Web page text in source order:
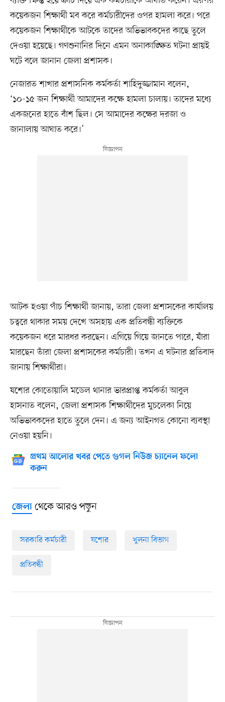
কয়েকজন শিক্ষার্থী মব করে কর্মচারীদের ওপর হামলা করে। পরে
কয়েকজন শিক্ষার্থীকে আটকে তাদের অভিভাবকদের কাছে তুলে
দেওয়া হয়েছে। গণশুনানির দিনে এমন অনাকাঙ্ক্ষিত ঘটনা প্রায়ই
ঘটে বলে জানান জেলা প্রশাসক।
নেজারত শাখার প্রশাসনিক কর্মকর্তা শাহিদুজ্জামান বলেন,
‘১০-১৫ জন শিক্ষার্থী আমাদের কক্ষে হামলা চালায়। তাদের মধ্যে
একজনের হাতে বাঁশ ছিল। সে আমাদের কক্ষের দরজা ও
জানালায় আঘাত করে।’
আটক হওয়া পাঁচ শিক্ষার্থী জানায়, তারা জেলা প্রশাসকের কার্যালয়
চত্বরে থাকার সময় দেখে অসহায় এক প্রতিবন্ধী ব্যক্তিকে
কয়েকজন ধরে মারধর করছেন। এগিয়ে গিয়ে জানতে পারে, যাঁরা
মারছেন তাঁরা জেলা প্রশাসকের কর্মচারী। তখন এ ঘটনার প্রতিবাদ
জানায় শিক্ষার্থীরা।
যশোর কোতোয়ালি মডেল থানার ভারপ্রাপ্ত কর্মকর্তা আবুল
হাসনাত বলেন, জেলা প্রশাসক শিক্ষার্থীদের মুচলেকা নিয়ে
অভিভাবকদের হাতে তুলে দেন। এ জন্য আইনগত কোনো ব্যবস্থা
নেওয়া হয়নি।
প্রথম আলোর খবর পেতে গুগল নিউজ চ্যানেল ফলো
করুন
জেলাথেকে আরও পড়ুন
সরকারি কর্মচারী যশোর খুলনা বিভাগ
প্রতিবন্ধী